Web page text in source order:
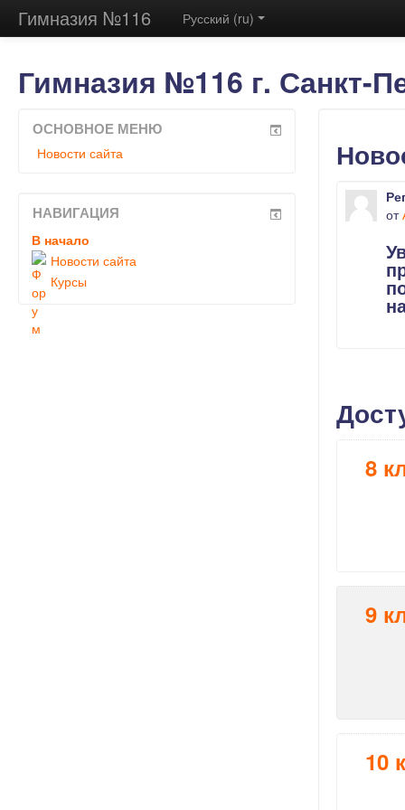
Гимназия №116 Русский (ru)
Гимназия №116 г. Санкт-
от
8
9
10
ОСНОВНОЕ МЕНЮ
Новости сайта
НАВИГАЦИЯ
В начало
Новости сайта
Курсы